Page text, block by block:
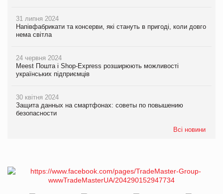
31 липня 2024
Напівфабрикати та консерви, які стануть в пригоді, коли довго
нема світла
24 червня 2024
Meest Пошта і Shop-Express розширюють можливості
українських підприємців
30 квітня 2024
Защита данных на смартфонах: советы по повышению
безопасности
Всі новини